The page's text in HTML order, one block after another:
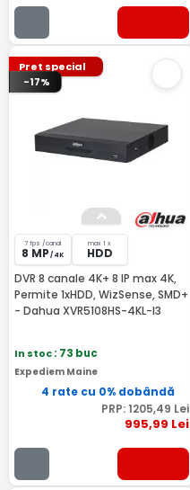
Pret special
-17%
7 fps /canal
8 MP / 4K
max 1 x
HDD
DVR 8 canale 4K+ 8 IP max 4K,
Permite 1xHDD, WizSense, SMD+
- Dahua XVR5108HS-4KL-I3
In stoc: 73 buc
Expediem Maine
4 rate cu 0% dobândă
PRP: 1205,49 Lei
995,99 Lei